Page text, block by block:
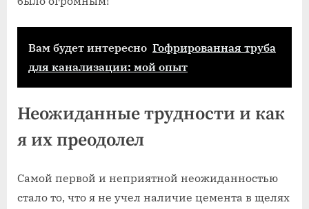
Вам будет интересно Гофрированная труба
для канализации: мой опыт
Неожиданные трудности и как
я их преодолел
Самой первой и неприятной неожиданностью
стало то, что я не учел наличие цемента в щелях